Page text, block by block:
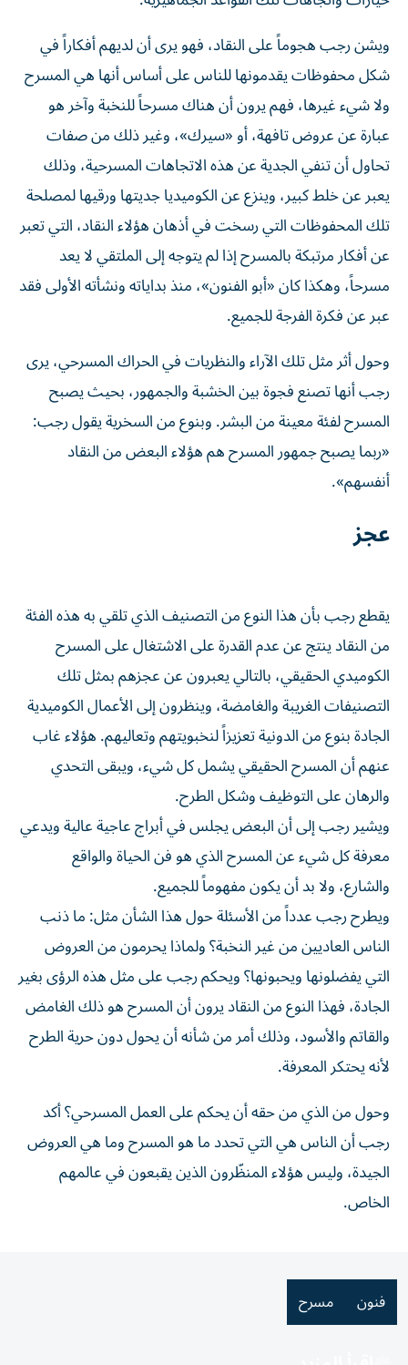
ويشن رجب هجوماً على النقاد، فهو يرى أن لديهم أفكاراً في
شكل محفوظات يقدمونها للناس على أساس أنها هي المسرح
ولا شيء غيرها، فهم يرون أن هناك مسرحاً للنخبة وآخر هو
عبارة عن عروض تافهة، أو «سيرك»، وغير ذلك من صفات
تحاول أن تنفي الجدية عن هذه الاتجاهات المسرحية، وذلك
يعبر عن خلط كبير، وينزع عن الكوميديا جديتها ورقيها لمصلحة
تلك المحفوظات التي رسخت في أذهان هؤلاء النقاد، التي تعبر
عن أفكار مرتبكة بالمسرح إذا لم يتوجه إلى الملتقي لا يعد
مسرحاً، وهكذا كان «أبو الفنون»، منذ بداياته ونشأته الأولى فقد
عبر عن فكرة الفرجة للجميع.
وحول أثر مثل تلك الآراء والنظريات في الحراك المسرحي، يرى
رجب أنها تصنع فجوة بين الخشبة والجمهور، بحيث يصبح
المسرح لفئة معينة من البشر. وبنوع من السخرية يقول رجب:
«ربما يصبح جمهور المسرح هم هؤلاء البعض من النقاد
أنفسهم».
عجز
يقطع رجب بأن هذا النوع من التصنيف الذي تلقي به هذه الفئة
من النقاد ينتج عن عدم القدرة على الاشتغال على المسرح
الكوميدي الحقيقي، بالتالي يعبرون عن عجزهم بمثل تلك
التصنيفات الغريبة والغامضة، وينظرون إلى الأعمال الكوميدية
الجادة بنوع من الدونية تعزيزاً لنخبويتهم وتعاليهم. هؤلاء غاب
عنهم أن المسرح الحقيقي يشمل كل شيء، ويبقى التحدي
والرهان على التوظيف وشكل الطرح.
ويشير رجب إلى أن البعض يجلس في أبراج عاجية عالية ويدعي
معرفة كل شيء عن المسرح الذي هو فن الحياة والواقع
والشارع، ولا بد أن يكون مفهوماً للجميع.
ويطرح رجب عدداً من الأسئلة حول هذا الشأن مثل: ما ذنب
الناس العاديين من غير النخبة؟ ولماذا يحرمون من العروض
التي يفضلونها ويحبونها؟ ويحكم رجب على مثل هذه الرؤى بغير
الجادة، فهذا النوع من النقاد يرون أن المسرح هو ذلك الغامض
والقاتم والأسود، وذلك أمر من شأنه أن يحول دون حرية الطرح
لأنه يحتكر المعرفة.
وحول من الذي من حقه أن يحكم على العمل المسرحي؟ أكد
رجب أن الناس هي التي تحدد ما هو المسرح وما هي العروض
الجيدة، وليس هؤلاء المنظّرون الذين يقبعون في عالمهم
الخاص.
فنون مسرح